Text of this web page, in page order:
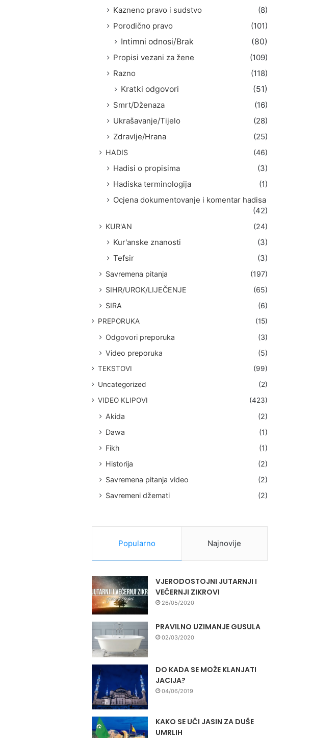
Kazneno pravo i sudstvo
(8)
Porodično pravo
(101)
Intimni odnosi/Brak
(80)
Propisi vezani za žene
(109)
Razno
(118)
Kratki odgovori
(51)
Smrt/Dženaza
(16)
Ukrašavanje/Tijelo
(28)
Zdravlje/Hrana
(25)
HADIS (46)
Hadisi o propisima
(3)
Hadiska terminologija
(1)
Ocjena dokumentovanje i komentar hadisa
(42)
KUR'AN (24)
Kur'anske znanosti
(3)
Tefsir
(3)
Savremena pitanja
(197)
SIHR/UROK/LIJEČENJE
(65)
SIRA
(6)
PREPORUKA (15)
Odgovori preporuka
(3)
Video preporuka
(5)
TEKSTOVI
(99)
Uncategorized
(2)
VIDEO KLIPOVI
(423)
Akida
(2)
Dawa
(1)
Fikh
(1)
Historija
(2)
Savremena pitanja video
(2)
Savremeni džemati
(2)
Popularno Najnovije
VJERODOSTOJNI JUTARNJI I
VEČERNJI ZIKROVI
26/05/2020
PRAVILNO UZIMANJE GUSULA
02/03/2020
DO KADA SE MOŽE KLANJATI
JACIJA?
04/06/2019
KAKO SE UČI JASIN ZA DUŠE
UMRLIH